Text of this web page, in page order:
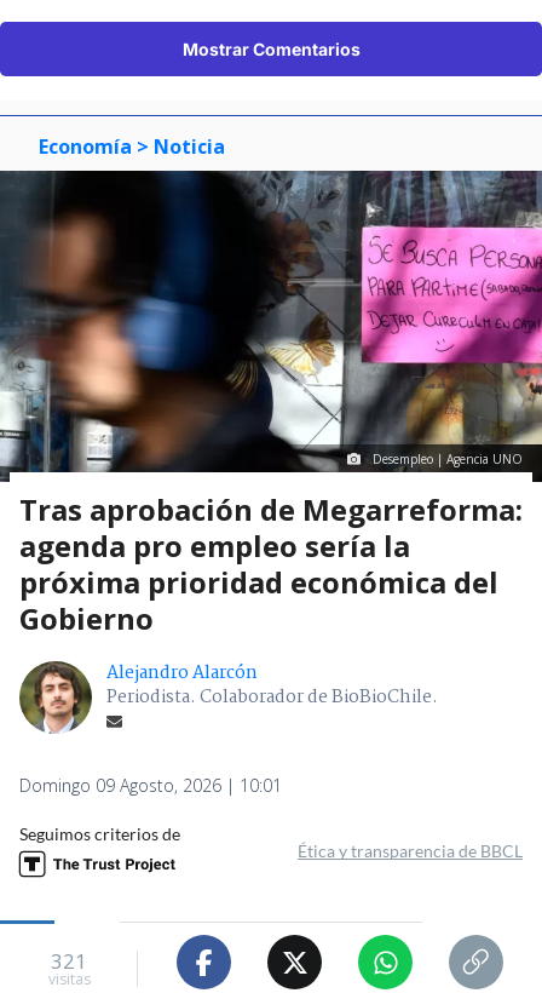
Mostrar Comentarios
Economía > Noticia
Desempleo | Agencia UNO
Tras aprobación de Megarreforma:
agenda pro empleo sería la
próxima prioridad económica del
Gobierno
Alejandro Alarcón
Periodista. Colaborador de BioBioChile.
Domingo 09 Agosto, 2026 | 10:01
Seguimos criterios de
Ética y transparencia de BBCL
321
visitas